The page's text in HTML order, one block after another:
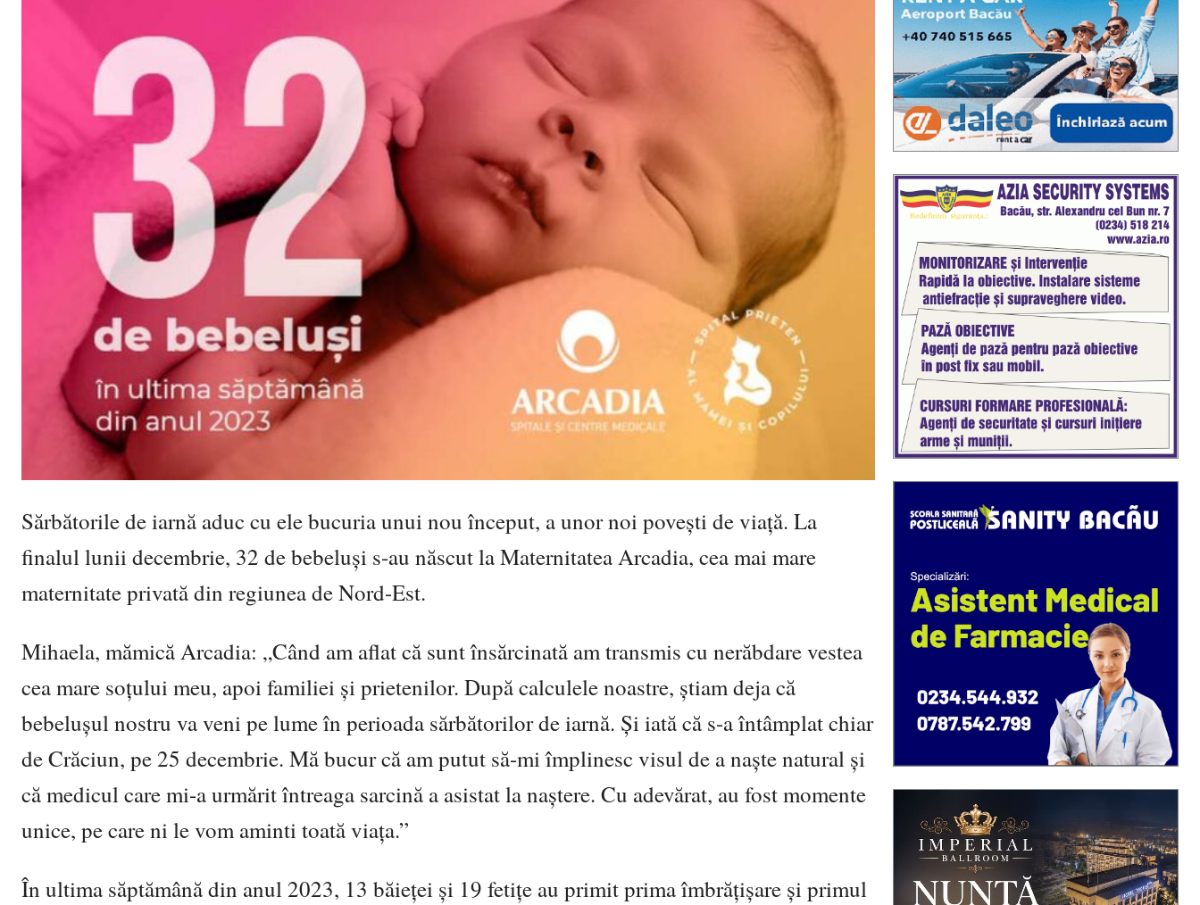
Sărbătorile de iarnă aduc cu ele bucuria unui nou început, a unor noi povești de viață. La
finalul lunii decembrie, 32 de bebeluși s-au născut laMaternitatea Arcadia, cea mai mare
maternitate privată din regiunea de Nord-Est.
Mihaela, mămică Arcadia: „Când am aflat că sunt însărcinată am transmis cu nerăbdare vestea
cea mare soțului meu, apoi familiei și prietenilor. După calculele noastre, știam deja că
bebelușul nostru va veni pe lume în perioada sărbătorilor de iarnă. Și iată că s-a întâmplat chiar
de Crăciun, pe 25 decembrie. Mă bucur că am putut să-mi împlinesc visul de a naște natural și
că medicul care mi-a urmărit întreaga sarcină a asistat la naștere. Cu adevărat, au fost momente
unice, pe care ni le vom aminti toată viața.”
În ultima săptămână din anul 2023, 13 băieței și 19 fetițe au primit prima îmbrățișare și primul